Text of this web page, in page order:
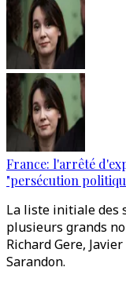
France: l'arrêté
"persécution
La liste initiale des
plusieurs grands
Richard Gere,
Sarandon.